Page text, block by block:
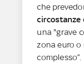
che
circostanze
una "grave
zona euro o
complesso”.